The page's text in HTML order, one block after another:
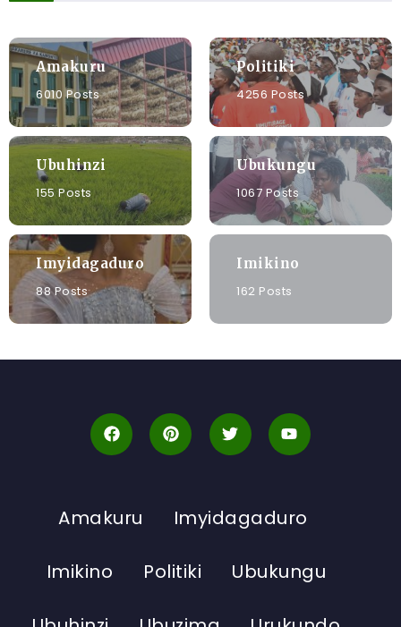
Amakuru
6010 Posts
Politiki
4256 Posts
Ubuhinzi
155 Posts
Ubukungu
1067 Posts
Imyidagaduro
88 Posts
Imikino
162 Posts
Amakuru Imyidagaduro
Imikino Politiki Ubukungu